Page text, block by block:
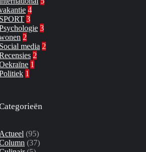
4
SPORT 3
3
2
Social media 2
2
1
1
Actueel (95)
(37)